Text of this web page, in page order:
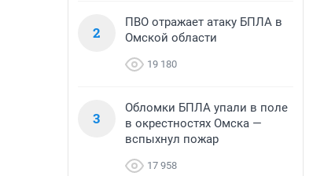
2
ПВО отражает атаку БПЛА в
Омской области
19 180
3
Обломки БПЛА упали в поле
в окрестностях Омска —
вспыхнул пожар
17 958